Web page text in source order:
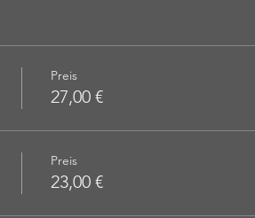
Preis
27,00 €
Preis
23,00 €